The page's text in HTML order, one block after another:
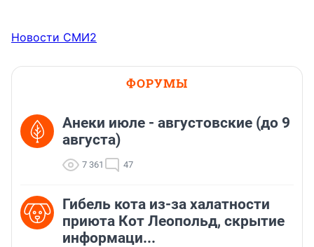
Новости СМИ2
ФОРУМЫ
Анеки июле - августовские (до 9
августа)
7 361 47
Гибель кота из-за халатности
приюта Кот Леопольд, скрытиe
информаци...